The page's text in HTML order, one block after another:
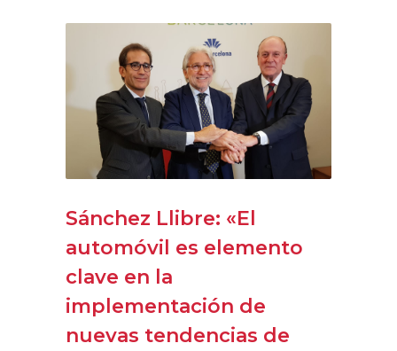
Sánchez Llibre: «El
automóvil es elemento
clave en la
implementación de
nuevas tendencias de